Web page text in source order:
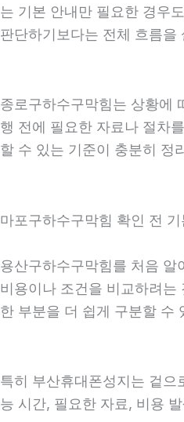
는 기본 안내만 필요한 경우
판단하기보다는 전체 흐름을
종로구하수구막힘는 상황에
행 전에 필요한 자료나 절차
할 수 있는 기준이 충분히 정
마포구하수구막힘 확인 전
용산구하수구막힘를 처음
비용이나 조건을 비교하려
한 부분을 더 쉽게 구분할 수
특히 부산휴대폰성지는 겉
능 시간, 필요한 자료, 비용